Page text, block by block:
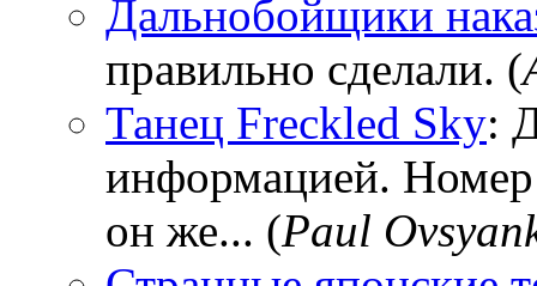
Дальнобойщики
правильно сделали. (
Танец Freckled Sky:
информацией.
он же... (Paul